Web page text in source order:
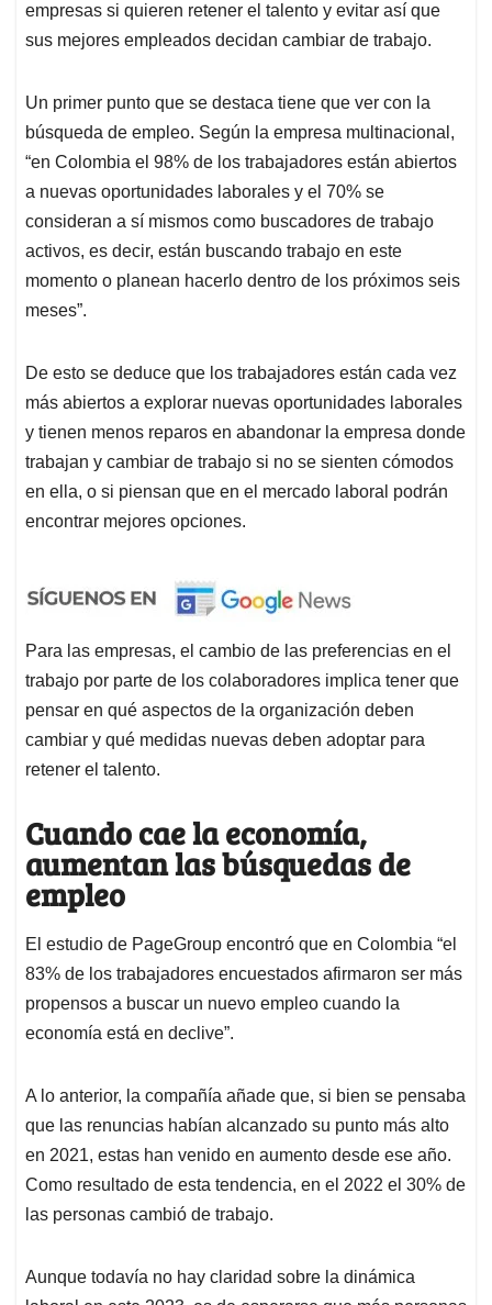
empresas si quieren retener el talento y evitar así que
sus mejores empleados decidan cambiar de trabajo.
Un primer punto que se destaca tiene que ver con la
búsqueda de empleo. Según la empresa multinacional,
“en Colombia el 98% de los trabajadores están abiertos
a nuevas oportunidades laborales y el 70% se
consideran a sí mismos como buscadores de trabajo
activos, es decir, están buscando trabajo en este
momento o planean hacerlo dentro de los próximos seis
meses”.
De esto se deduce que los trabajadores están cada vez
más abiertos a explorar nuevas oportunidades laborales
y tienen menos reparos en abandonar la empresa donde
trabajan y cambiar de trabajo si no se sienten cómodos
en ella, o si piensan que en el mercado laboral podrán
encontrar mejores opciones.
Para las empresas, el cambio de las preferencias en el
trabajo por parte de los colaboradores implica tener que
pensar en qué aspectos de la organización deben
cambiar y qué medidas nuevas deben adoptar para
retener el talento.
Cuando cae la economía,
aumentan las búsquedas de
empleo
El estudio de PageGroup encontró que en Colombia “el
83% de los trabajadores encuestados afirmaron ser más
propensos a buscar un nuevo empleo cuando la
economía está en declive”.
A lo anterior, la compañía añade que, si bien se pensaba
que las renuncias habían alcanzado su punto más alto
en 2021, estas han venido en aumento desde ese año.
Como resultado de esta tendencia, en el 2022 el 30% de
las personas cambió de trabajo.
Aunque todavía no hay claridad sobre la dinámica